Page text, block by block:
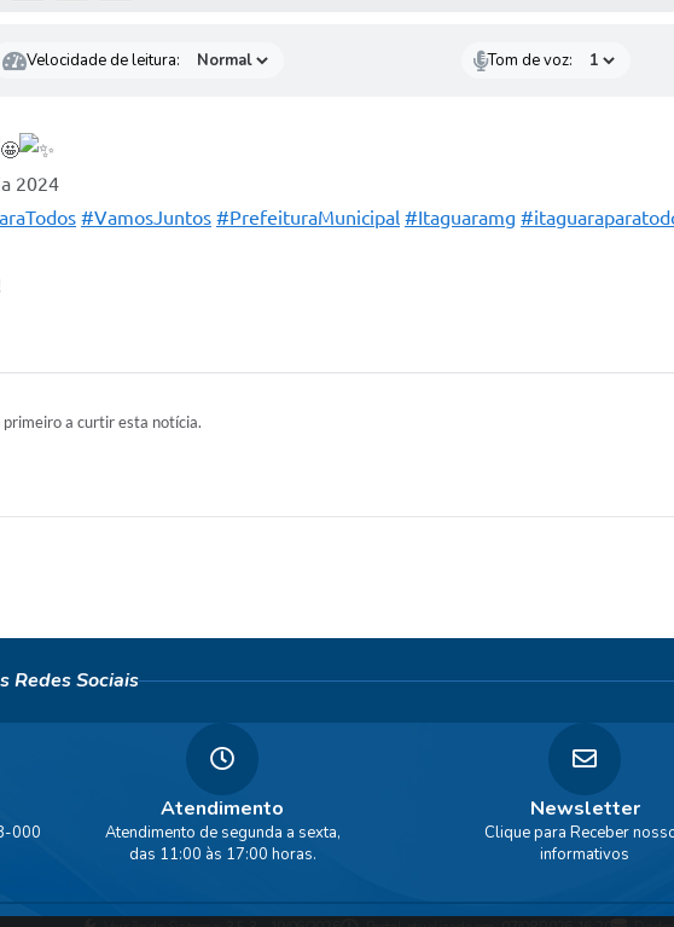
Velocidade de leitura: Tom de voz:
2024
#VamosJuntos #PrefeituraMunicipal #Itaguaramg
primeiro a curtir esta notícia.
Redes Sociais
000
Atendimento
Atendimento de segunda a sexta,
das 11:00 às 17:00 horas.
Newsletter
Clique para Receber
informativos